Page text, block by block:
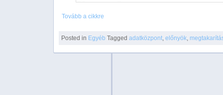
Tovább a cikkre
Posted in Egyéb Tagged adatközpont,előnyök,